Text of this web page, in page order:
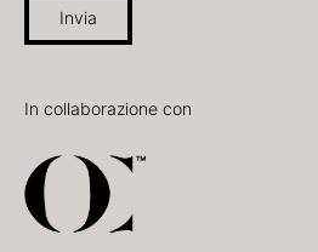
Invia
In collaborazione con